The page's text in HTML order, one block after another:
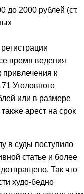
до 2000 рублей (ст.
время ведения
привлечения к
Уголовного
или в размере
арест на срок
в суды поступило
статье и более
Так что
худо-бедно